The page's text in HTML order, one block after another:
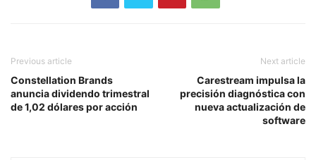
Previous article
Constellation Brands
anuncia dividendo trimestral
de 1,02 dólares por acción
Next article
Carestream impulsa la
precisión diagnóstica con
nueva actualización de
software